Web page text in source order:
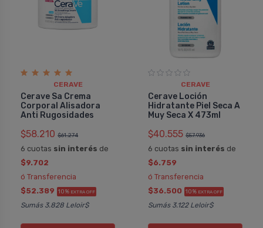
CERAVE
Cerave Sa Crema
Corporal Alisadora
Anti Rugosidades
$58.210 $61.274
6 cuotas sin interés de
$9.702
ó Transferencia
$52.389 10% EXTRA OFF
Sumás 3.828 Leloir$
CERAVE
Cerave Loción
Hidratante Piel Seca A
Muy Seca X 473ml
$40.555 $57.936
6 cuotas sin interés de
$6.759
ó Transferencia
$36.500 10% EXTRA OFF
Sumás 3.122 Leloir$